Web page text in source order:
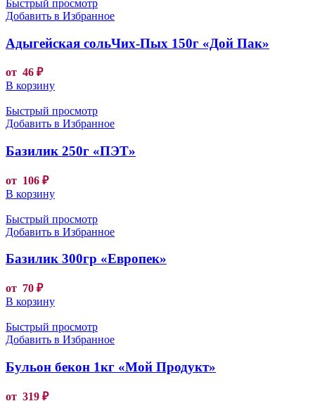
Быстрый просмотр
Добавить в Избранное
Адыгейская сольЧих-Пых 150г «Дой Пак»
от 46 ₽
В корзину
Быстрый просмотр
Добавить в Избранное
Базилик 250г «ПЭТ»
от 106 ₽
В корзину
Быстрый просмотр
Добавить в Избранное
Базилик 300гр «Европек»
от 70 ₽
В корзину
Быстрый просмотр
Добавить в Избранное
Бульон бекон 1кг «Мой Продукт»
от 319 ₽